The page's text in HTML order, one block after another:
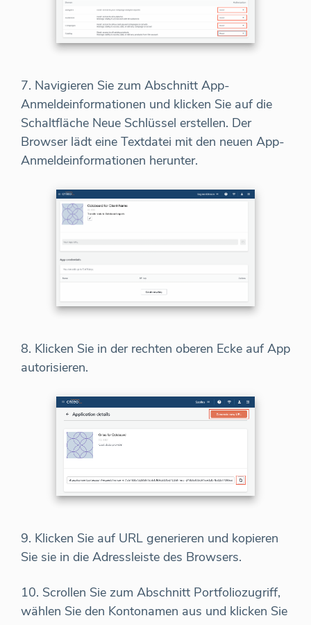
7. Navigieren Sie zum Abschnitt App-
Anmeldeinformationen und klicken Sie auf die
Schaltfläche Neue Schlüssel erstellen. Der
Browser lädt eine Textdatei mit den neuen App-
Anmeldeinformationen herunter.
8. Klicken Sie in der rechten oberen Ecke auf App
autorisieren.
9. Klicken Sie auf URL generieren und kopieren
Sie sie in die Adressleiste des Browsers.
10. Scrollen Sie zum Abschnitt Portfoliozugriff,
wählen Sie den Kontonamen aus und klicken Sie